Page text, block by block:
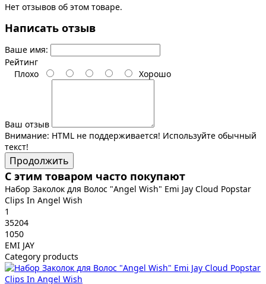
Нет отзывов об этом товаре.
Написать отзыв
Ваше имя:
Рейтинг
Плохо
Хорошо
Ваш отзыв
Внимание: HTML не поддерживается! Используйте обычный
текст!
Продолжить
С этим товаром часто покупают
Набор Заколок для Волос "Angel Wish" Emi Jay Cloud Popstar
Clips In Angel Wish
1
35204
1050
EMI JAY
Category products